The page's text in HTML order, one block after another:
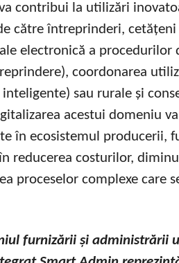
contribui la utilizări
către întreprinderi,
electronică a procedurilor
coordonarea
inteligente) sau rurale și
acestui domeniu
în ecosistemul producerii,
reducerea costurilor,
proceselor complexe care
furnizării și administrării